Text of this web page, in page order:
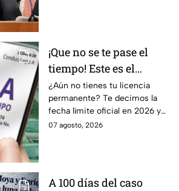
¡Que no se te pase el
tiempo! Este es el
último día para
tramitar la licencia
permanente en CDMX y
Edomex
¿Aún no tienes tu licencia
permanente? Te decimos la
fecha límite oficial en 2026 y
los requisitos para tramitarla
07 agosto, 2026
A 100 días del caso